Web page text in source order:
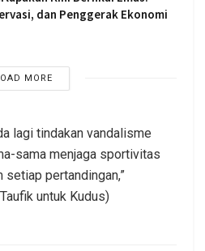
dan Penggerak Ekonomi
MORE
lagi tindakan vandalisme
sama menjaga sportivitas
pertandingan,”
untuk Kudus)